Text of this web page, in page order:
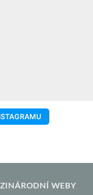
WEBY